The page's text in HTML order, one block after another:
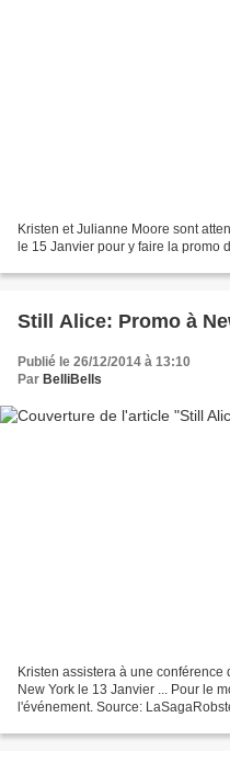
Kristen et Julianne Moore sont
le 15 Janvier pour y faire la promo
Still Alice: Promo à
Publié le 26/12/2014 à 13:10
Par BelliBells
Kristen assistera à une
New York le 13 Janvier ... Pour le
l'événement. Source: